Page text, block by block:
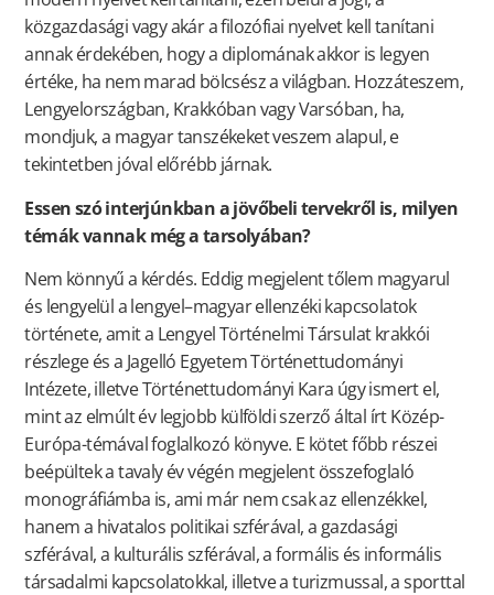
közgazdasági vagy akár a filozófiai nyelvet kell tanítani
annak érdekében, hogy a diplomának akkor is legyen
értéke, ha nem marad bölcsész a világban. Hozzáteszem,
Lengyelországban, Krakkóban vagy Varsóban, ha,
mondjuk, a magyar tanszékeket veszem alapul, e
tekintetben jóval előrébb járnak.
Essen szó interjúnkban a jövőbeli tervekről is, milyen
témák vannak még a tarsolyában?
Nem könnyű a kérdés. Eddig megjelent tőlem magyarul
és lengyelül a lengyel–magyar ellenzéki kapcsolatok
története, amit a Lengyel Történelmi Társulat krakkói
részlege és a Jagelló Egyetem Történettudományi
Intézete, illetve Történettudományi Kara úgy ismert el,
mint az elmúlt év legjobb külföldi szerző által írt Közép-
Európa-témával foglalkozó könyve. E kötet főbb részei
beépültek a tavaly év végén megjelent összefoglaló
monográfiámba is, ami már nem csak az ellenzékkel,
hanem a hivatalos politikai szférával, a gazdasági
szférával, a kulturális szférával, a formális és informális
társadalmi kapcsolatokkal, illetve a turizmussal, a sporttal